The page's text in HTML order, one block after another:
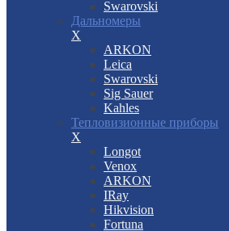
Swarovski
Дальномеры
X
ARKON
Leica
Swarovski
Sig Sauer
Kahles
Тепловизионные приборы
X
Longot
Venox
ARKON
IRay
Hikvision
Fortuna